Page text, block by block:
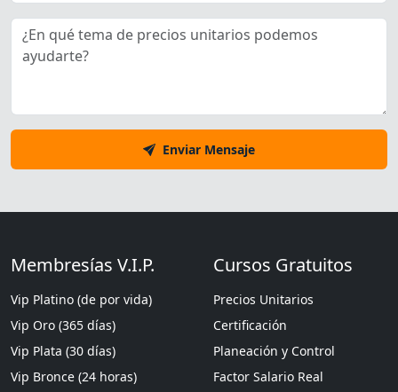
Enviar Mensaje
Membresías V.I.P.
Vip Platino (de por vida)
Vip Oro (365 días)
Vip Plata (30 días)
Vip Bronce (24 horas)
Cursos Gratuitos
Precios Unitarios
Certificación
Planeación y Control
Factor Salario Real